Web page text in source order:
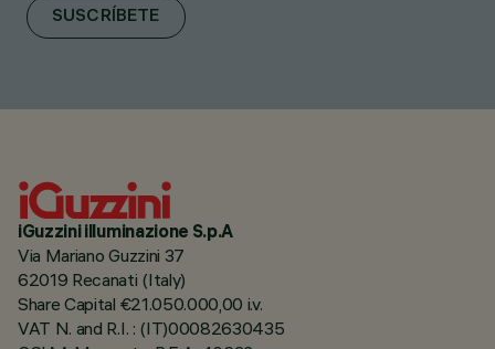
SUSCRÍBETE
iGuzzini illuminazione S.p.A
Via Mariano Guzzini 37
62019 Recanati (Italy)
Share Capital €21.050.000,00 i.v.
VAT N. and R.I. : (IT)00082630435